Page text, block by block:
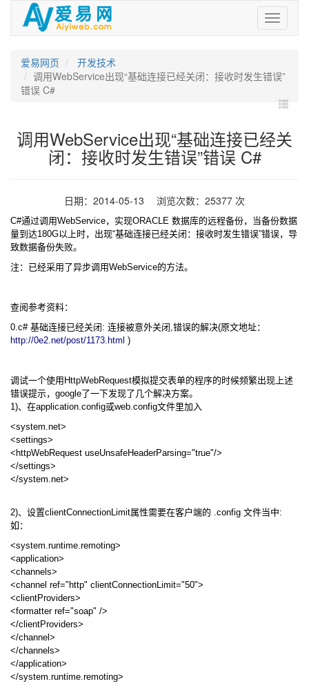
爱
易
爱易网页
开发技术
调用WebService出现“基础连接已经关闭：接收时发生错误”
错误 C#
调用WebService出现“基础连接已经关
闭：接收时发生错误”错误 C#
日期：2014-05-13 浏览次数：25377 次
C#通过调用WebService，实现ORACLE 数据库的远程备份，当备份数据
量到达180G以上时，出现“基础连接已经关闭：接收时发生错误”错误，导
致数据备份失败。
注：已经采用了异步调用WebService的方法。
查阅参考资料：
0.c# 基础连接已经关闭: 连接被意外关闭,错误的解决(原文地址：
http://0e2.net/post/1173.html )
调试一个使用HttpWebRequest模拟提交表单的程序的时候频繁出现上述
错误提示，google了一下发现了几个解决方案。
1)、在application.config或web.config文件里加入
<system.net>
<settings>
<httpWebRequest useUnsafeHeaderParsing="true"/>
</settings>
</system.net>
2)、设置clientConnectionLimit属性需要在客户端的 .config 文件当中:
如：
<system.runtime.remoting>
<application>
<channels>
<channel ref="http" clientConnectionLimit="50">
<clientProviders>
<formatter ref="soap" />
</clientProviders>
</channel>
</channels>
</application>
</system.runtime.remoting>